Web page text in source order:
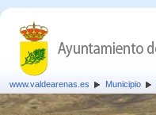
www.valdearenas.es Municipio